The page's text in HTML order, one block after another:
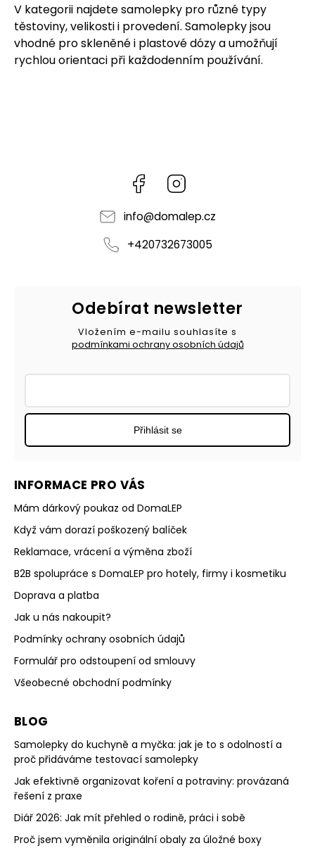
V kategorii najdete samolepky pro různé typy
těstoviny, velikosti i provedení. Samolepky jsou
vhodné pro skleněné i plastové dózy a umožňují
rychlou orientaci při každodenním používání.
Facebook
info@domalep.cz
+420732673005
INFORMACE PRO VÁS
Mám dárkový poukaz od DomaLEP
Když vám dorazí poškozený balíček
Reklamace, vrácení a výměna zboží
B2B spolupráce s DomaLEP pro hotely, firmy i kosmetiku
Doprava a platba
Jak u nás nakoupit?
Podmínky ochrany osobních údajů
Formulář pro odstoupení od smlouvy
Všeobecné obchodní podmínky
BLOG
Samolepky do kuchyně a myčka: jak je to s odolností a
proč přidáváme testovací samolepky
Jak efektivně organizovat koření a potraviny: provázaná
řešení z praxe
Diář 2026: Jak mít přehled o rodině, práci i sobě
Proč jsem vyměnila originální obaly za úložné boxy
Odebírat newsletter
Vložením e-mailu souhlasíte s
podmínkami ochrany osobních údajů
Přihlásit se